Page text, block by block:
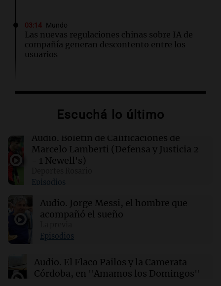
03:14 Mundo
Las nuevas regulaciones chinas sobre IA de
compañía generan descontento entre los
usuarios
Congreso de EEUU investiga la deportación de
02:03 Tecnología
King's Cross: De barrio marginal a centro
neurálgico de la inteligencia artificial
01:31 Ciencia
salud entre vino, cerveza y licores
00:32 Clima
Clima en Salta: cómo estará el tiempo este
Escuchá lo último
Audio. Boletín de Calificaciones de
Marcelo Lamberti (Defensa y Justicia 2
- 1 Newell's)
Episodios
Audio. Jorge Messi, el hombre que
acompañó el sueño
Episodios
Audio. El Flaco Pailos y la Camerata
Córdoba, en "Amamos los Domingos"